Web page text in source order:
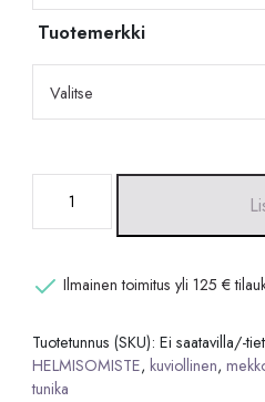
Tuotemerkki
Alcazar
Ilmainen toimitus yli 125 €
Tuotetunnus (SKU):Ei saatavilla/-
HELMISOMISTE,kuviollinen,
tunika